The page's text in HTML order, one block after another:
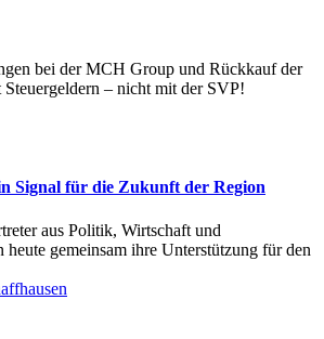
bei der MCH Group und Rückkauf der
Steuergeldern – nicht mit der SVP!
Signal für die Zukunft der Region
aus Politik, Wirtschaft und
heute gemeinsam ihre Unterstützung für den